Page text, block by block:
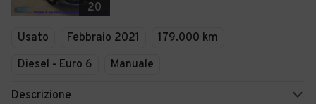
20
Usato Febbraio 2021
179.000 km
Diesel - Euro 6
Manuale
Descrizione